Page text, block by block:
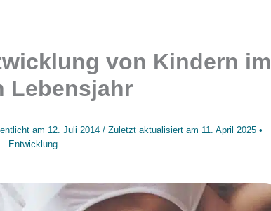
von Kindern im
Lebensjahr
am 12. Juli 2014 / Zuletzt aktualisiert am 11. April 2025•
Entwicklung